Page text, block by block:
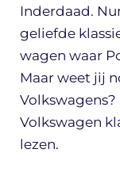
Inderdaad.
geliefde
wagen waar
Maar weet jij
Volkswagen
lezen.